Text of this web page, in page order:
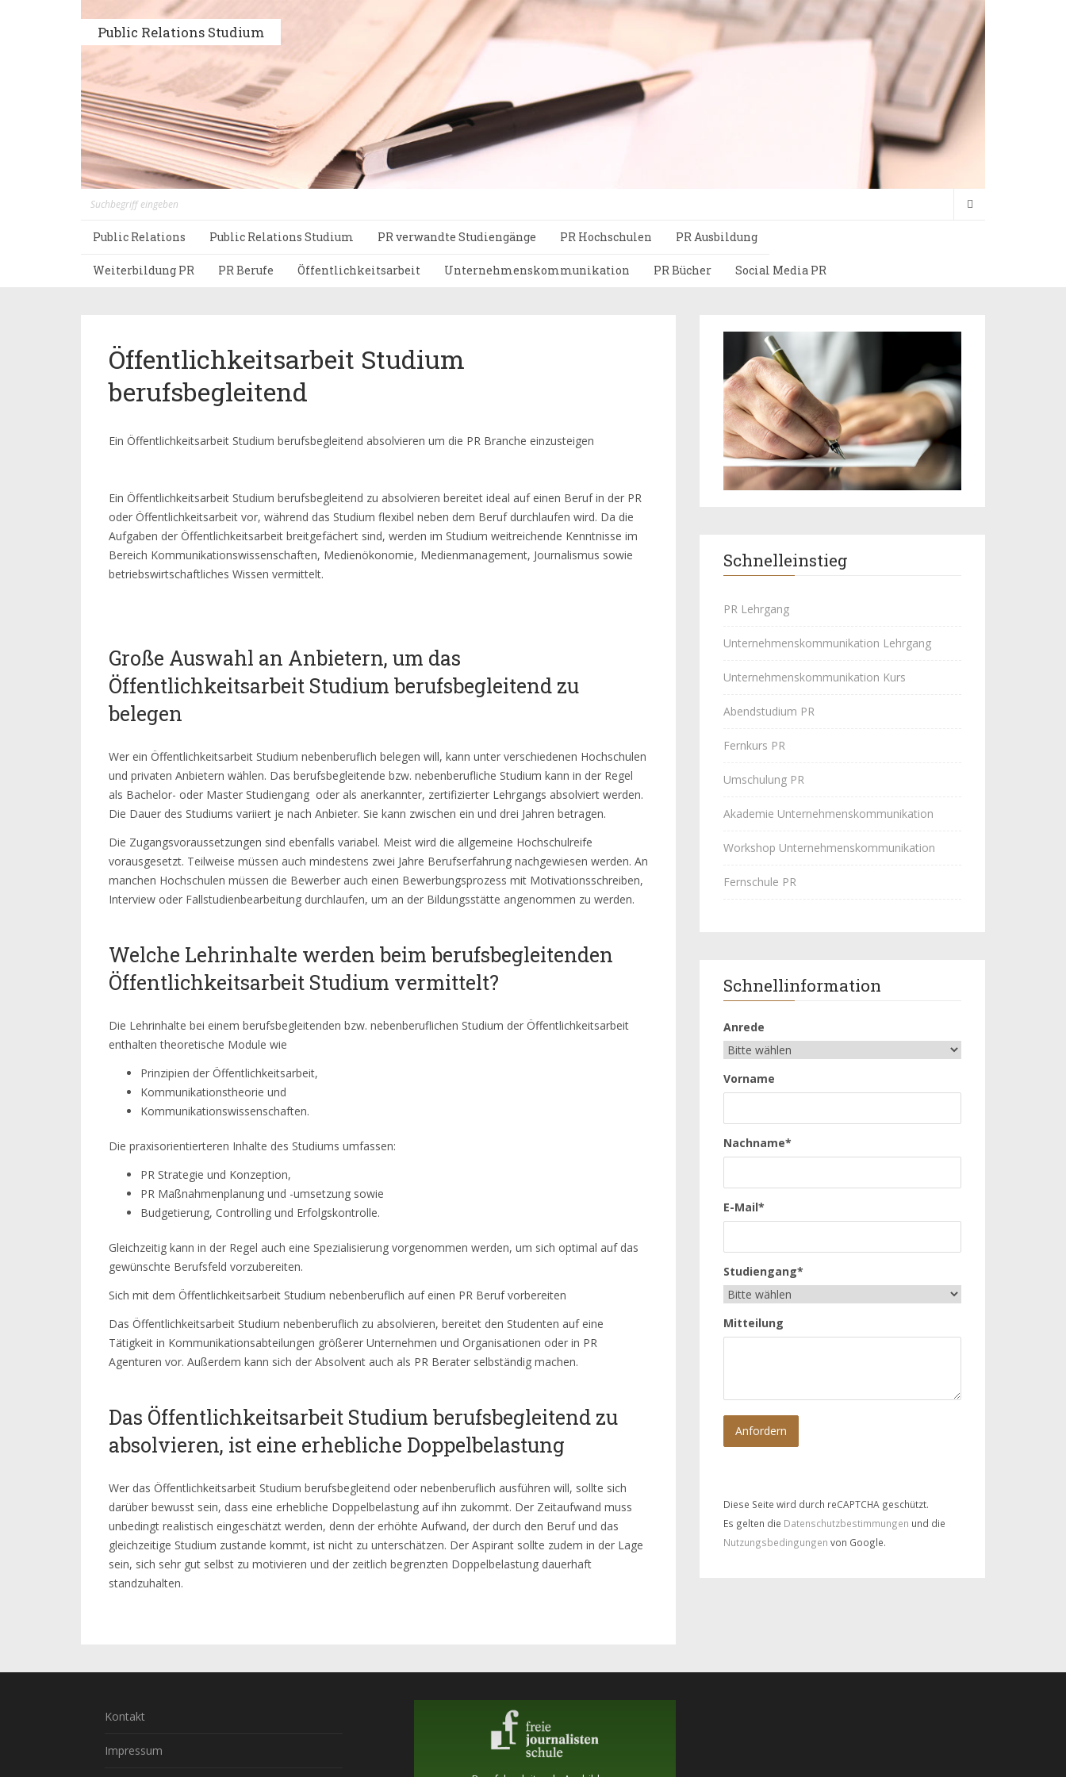
Public Relations Studium
Public Relations Public Relations Studium PR verwandte Studiengänge PR Hochschulen PR Ausbildung
Weiterbildung PR PR Berufe Öffentlichkeitsarbeit Unternehmenskommunikation PR Bücher Social Media PR
Öffentlichkeitsarbeit Studium
berufsbegleitend
Ein Öffentlichkeitsarbeit Studium berufsbegleitend absolvieren um die PR Branche einzusteigen
Ein Öffentlichkeitsarbeit Studium berufsbegleitend zu absolvieren bereitet ideal auf einen Beruf in der PR
oder Öffentlichkeitsarbeit vor, während das Studium flexibel neben dem Beruf durchlaufen wird. Da die
Aufgaben der Öffentlichkeitsarbeit breitgefächert sind, werden im Studium weitreichende Kenntnisse im
Bereich Kommunikationswissenschaften, Medienökonomie, Medienmanagement, Journalismus sowie
betriebswirtschaftliches Wissen vermittelt.
Große Auswahl an Anbietern, um das
Öffentlichkeitsarbeit Studium berufsbegleitend zu
belegen
Wer ein Öffentlichkeitsarbeit Studium nebenberuflich belegen will, kann unter verschiedenen Hochschulen
und privaten Anbietern wählen. Das berufsbegleitende bzw. nebenberufliche Studium kann in der Regel
als Bachelor- oder Master Studiengang oder als anerkannter, zertifizierter Lehrgangs absolviert werden.
Die Dauer des Studiums variiert je nach Anbieter. Sie kann zwischen ein und drei Jahren betragen.
Die Zugangsvoraussetzungen sind ebenfalls variabel. Meist wird die allgemeine Hochschulreife
vorausgesetzt. Teilweise müssen auch mindestens zwei Jahre Berufserfahrung nachgewiesen werden. An
manchen Hochschulen müssen die Bewerber auch einen Bewerbungsprozess mit Motivationsschreiben,
Interview oder Fallstudienbearbeitung durchlaufen, um an der Bildungsstätte angenommen zu werden.
Welche Lehrinhalte werden beim berufsbegleitenden
Öffentlichkeitsarbeit Studium vermittelt?
Die Lehrinhalte bei einem berufsbegleitenden bzw. nebenberuflichen Studium der Öffentlichkeitsarbeit
enthalten theoretische Module wie
Prinzipien der Öffentlichkeitsarbeit,
Kommunikationstheorie und
Kommunikationswissenschaften.
Die praxisorientierteren Inhalte des Studiums umfassen:
PR Strategie und Konzeption,
PR Maßnahmenplanung und -umsetzung sowie
Budgetierung, Controlling und Erfolgskontrolle.
Gleichzeitig kann in der Regel auch eine Spezialisierung vorgenommen werden, um sich optimal auf das
gewünschte Berufsfeld vorzubereiten.
Sich mit dem Öffentlichkeitsarbeit Studium nebenberuflich auf einen PR Beruf vorbereiten
Das Öffentlichkeitsarbeit Studium nebenberuflich zu absolvieren, bereitet den Studenten auf eine
Tätigkeit in Kommunikationsabteilungen größerer Unternehmen und Organisationen oder in PR
Agenturen vor. Außerdem kann sich der Absolvent auch als PR Berater selbständig machen.
Das Öffentlichkeitsarbeit Studium berufsbegleitend zu
absolvieren, ist eine erhebliche Doppelbelastung
Wer das Öffentlichkeitsarbeit Studium berufsbegleitend oder nebenberuflich ausführen will, sollte sich
darüber bewusst sein, dass eine erhebliche Doppelbelastung auf ihn zukommt. Der Zeitaufwand muss
unbedingt realistisch eingeschätzt werden, denn der erhöhte Aufwand, der durch den Beruf und das
gleichzeitige Studium zustande kommt, ist nicht zu unterschätzen. Der Aspirant sollte zudem in der Lage
sein, sich sehr gut selbst zu motivieren und der zeitlich begrenzten Doppelbelastung dauerhaft
standzuhalten.
Schnelleinstieg
PR Lehrgang
Unternehmenskommunikation Lehrgang
Unternehmenskommunikation Kurs
Abendstudium PR
Fernkurs PR
Umschulung PR
Akademie Unternehmenskommunikation
Workshop Unternehmenskommunikation
Fernschule PR
Schnellinformation
Anrede
Vorname
Nachname*
E-Mail*
Studiengang*
Mitteilung
Diese Seite wird durch reCAPTCHA geschützt.
Es gelten die Datenschutzbestimmungen und die
Nutzungsbedingungen von Google.
Kontakt
Impressum